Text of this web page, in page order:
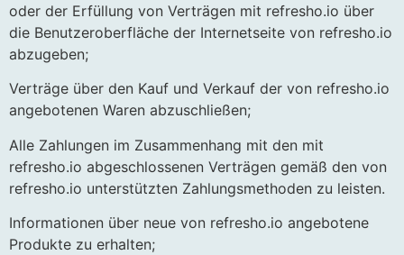
oder der Erfüllung von Verträgen mit refresho.io über
die Benutzeroberfläche der Internetseite von refresho.io
abzugeben;
Verträge über den Kauf und Verkauf der von refresho.io
angebotenen Waren abzuschließen;
Alle Zahlungen im Zusammenhang mit den mit
refresho.io abgeschlossenen Verträgen gemäß den von
refresho.io unterstützten Zahlungsmethoden zu leisten.
Informationen über neue von refresho.io angebotene
Produkte zu erhalten;